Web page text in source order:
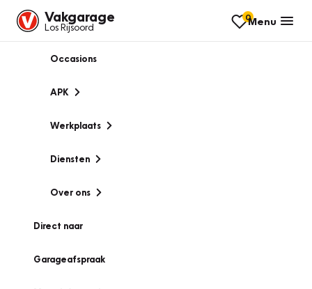
Vakgarage
Los Rijsoord
0Menu
Occasions
APK
Werkplaats
Diensten
Over ons
Direct naar
Garageafspraak